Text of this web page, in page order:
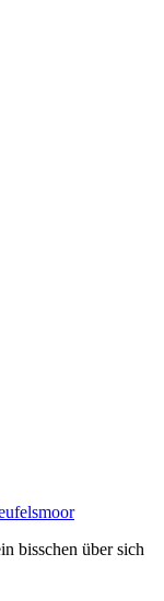
bisschen über sich